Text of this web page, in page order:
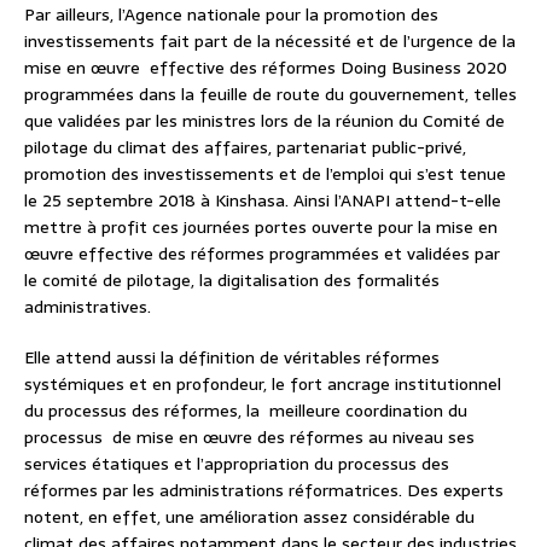
Par ailleurs, l’Agence nationale pour la promotion des
investissements fait part de la nécessité et de l’urgence de la
mise en œuvre effective des réformes Doing Business 2020
programmées dans la feuille de route du gouvernement, telles
que validées par les ministres lors de la réunion du Comité de
pilotage du climat des affaires, partenariat public-privé,
promotion des investissements et de l’emploi qui s’est tenue
le 25 septembre 2018 à Kinshasa. Ainsi l’ANAPI attend-t-elle
mettre à profit ces journées portes ouverte pour la mise en
œuvre effective des réformes programmées et validées par
le comité de pilotage, la digitalisation des formalités
administratives.
Elle attend aussi la définition de véritables réformes
systémiques et en profondeur, le fort ancrage institutionnel
du processus des réformes, la meilleure coordination du
processus de mise en œuvre des réformes au niveau ses
services étatiques et l’appropriation du processus des
réformes par les administrations réformatrices. Des experts
notent, en effet, une amélioration assez considérable du